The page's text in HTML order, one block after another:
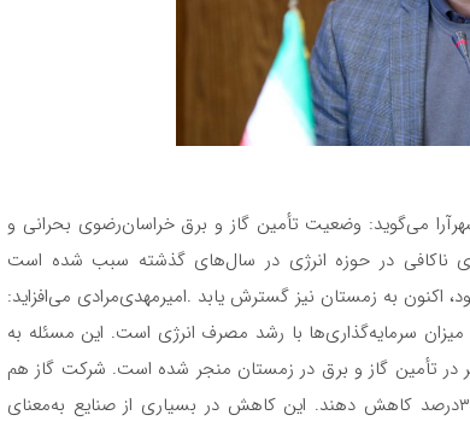
می‌گوید: وضعیت تأمین گاز و برق خراسان‌رضوی بحرانی و
ناکافی در حوزه انرژی در سال‌های گذشته سبب شده است
به زمستان نیز گسترش یابد .امیرمهدی‌مرادی می‌افزاید:
سرمایه‌گذاری‌ها با رشد مصرف انرژی است. این مسئله به
در تأمین گاز و برق در زمستان منجر شده است. شرکت گاز هم
از واحدهای صنعتی خواسته است مصرف گاز خود را تا ۳۰‌درصد کاهش دهند. این کاهش در بسیاری از صنایع به‌معنای